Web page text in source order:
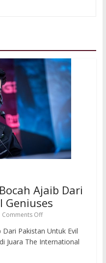
Ajaib Dari
Geniuses
Comments Off
Pakistan Untuk Evil
Juara The International